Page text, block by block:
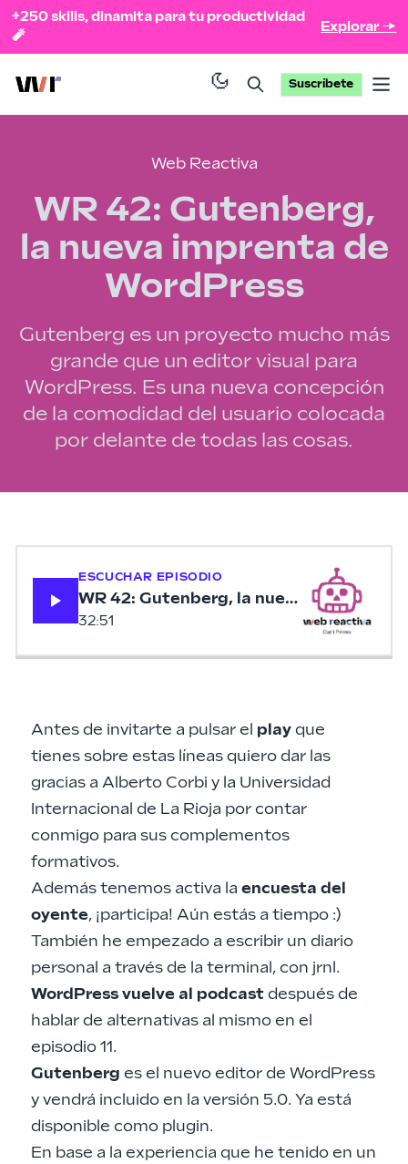
+250 skills, dinamita para tu productividad
🧨
Explorar →
Suscríbete
Web Reactiva
WR 42: Gutenberg,
la nueva imprenta de
WordPress
Gutenberg es un proyecto mucho más
grande que un editor visual para
WordPress. Es una nueva concepción
de la comodidad del usuario colocada
por delante de todas las cosas.
ESCUCHAR EPISODIO
WR 42: Gutenberg, la nueva imprenta
32:51
Antes de invitarte a pulsar el playque
tienes sobre estas líneas quiero dar las
gracias a Alberto Corbi y la Universidad
Internacional de La Rioja por contar
conmigo para sus complementos
formativos.
Además tenemos activa la encuesta del
oyente, ¡participa! Aún estás a tiempo :)
También he empezado a escribir un diario
personal a través de la terminal, con jrnl.
WordPress vuelve al podcastdespués de
hablar de alternativas al mismo en el
episodio 11.
Gutenberg es el nuevo editor de WordPress
y vendrá incluido en la versión 5.0. Ya está
disponible como plugin.
En base a la experiencia que he tenido en un